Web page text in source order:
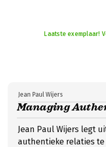
Laatste exemplaar!
Managing
Jean Paul Wijers
Jean Paul Wijers legt
authentieke relaties